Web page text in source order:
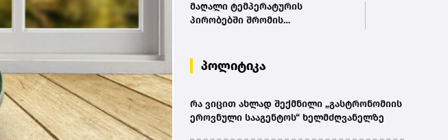
მაღალი ტემპერატურის
პირობებში შრომის
მასშტაბით ახორციელებს
პოლიტიკა
რა ვიცით ახლად შექმნილი „გასტრონომიის
ეროვნული სააგენტოს“ ხელმძღვანელზე